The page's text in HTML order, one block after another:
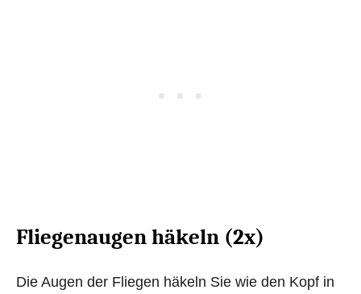
Fliegenaugen häkeln (2x)
Die Augen der Fliegen häkeln Sie wie den Kopf in